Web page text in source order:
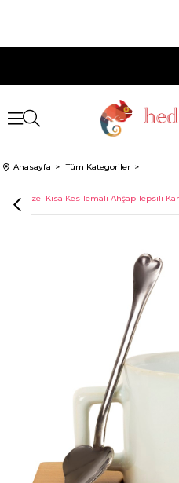
Anasayfa Tüm Kategoriler
İsme Özel Kısa Kes Temalı Ahşap Tepsili